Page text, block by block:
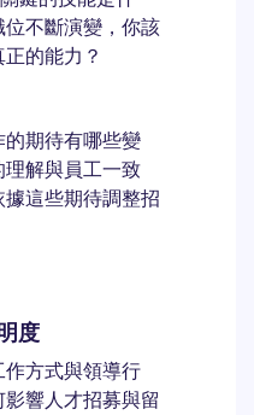
位不斷演變，你該
的能力？
的期待有哪些變
解與員工一致
這些期待調整招
度
方式與領導行
響人才招募與留